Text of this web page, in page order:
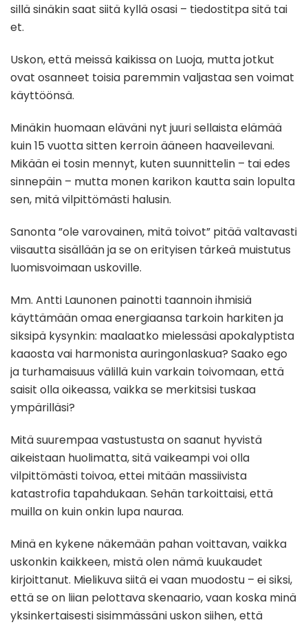
sillä sinäkin saat siitä kyllä osasi – tiedostitpa sitä tai
et.
Uskon, että meissä kaikissa on Luoja, mutta jotkut
ovat osanneet toisia paremmin valjastaa sen voimat
käyttöönsä.
Minäkin huomaan eläväni nyt juuri sellaista elämää
kuin 15 vuotta sitten kerroin ääneen haaveilevani.
Mikään ei tosin mennyt, kuten suunnittelin – tai edes
sinnepäin – mutta monen karikon kautta sain lopulta
sen, mitä vilpittömästi halusin.
Sanonta ”ole varovainen, mitä toivot” pitää valtavasti
viisautta sisällään ja se on erityisen tärkeä muistutus
luomisvoimaan uskoville.
Mm. Antti Launonen painotti taannoin ihmisiä
käyttämään omaa energiaansa tarkoin harkiten ja
siksipä kysynkin: maalaatko mielessäsi apokalyptista
kaaosta vai harmonista auringonlaskua? Saako ego
ja turhamaisuus välillä kuin varkain toivomaan, että
saisit olla oikeassa, vaikka se merkitsisi tuskaa
ympärilläsi?
Mitä suurempaa vastustusta on saanut hyvistä
aikeistaan huolimatta, sitä vaikeampi voi olla
vilpittömästi toivoa, ettei mitään massiivista
katastrofia tapahdukaan. Sehän tarkoittaisi, että
muilla on kuin onkin lupa nauraa.
Minä en kykene näkemään pahan voittavan, vaikka
uskonkin kaikkeen, mistä olen nämä kuukaudet
kirjoittanut. Mielikuva siitä ei vaan muodostu – ei siksi,
että se on liian pelottava skenaario, vaan koska minä
yksinkertaisesti sisimmässäni uskon siihen, että